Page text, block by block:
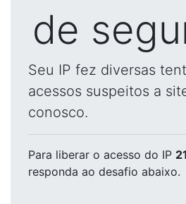
de
Seu IP fez diversas
acessos suspeitos a
conosco.
Para liberar o acesso do IP
responda ao desafio abaixo.